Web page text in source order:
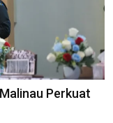
Perkuat